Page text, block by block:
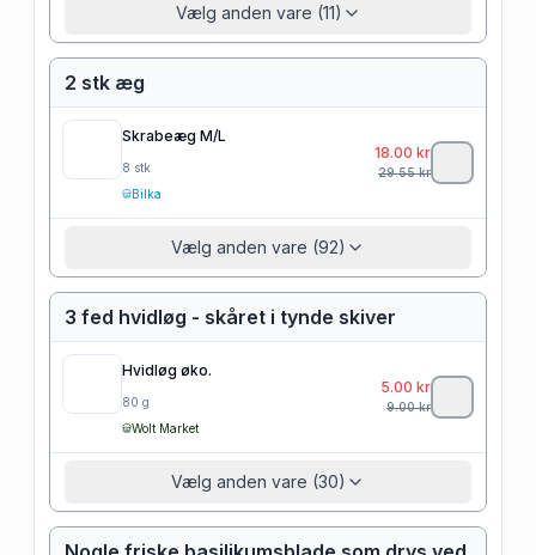
Vælg anden vare (11)
2 stk æg
Skrabeæg M/L
8 stk
Bilka
18.00 kr
29.55kr
Vælg anden vare (92)
3 fed hvidløg - skåret i tynde skiver
Hvidløg øko.
80 g
Wolt Market
5.00 kr
9.00kr
Vælg anden vare (30)